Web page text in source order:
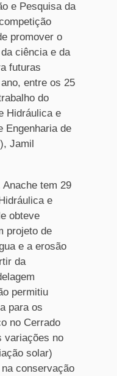
e Pesquisa da
promover o
ciência e da
futuras
entre os 25
do
Hidráulica e
Engenharia de
Jamil
tem 29
e
obteve
projeto de
e a erosão
da
permitiu
para os
no Cerrado
variações no
solar)
conservação